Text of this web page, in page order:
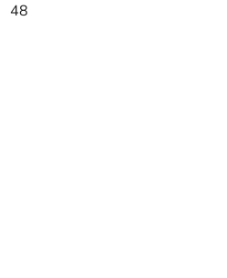
48